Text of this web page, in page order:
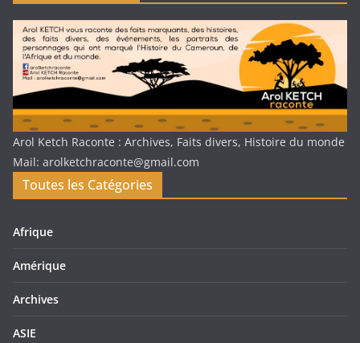
Arol Ketch Raconte : Archives, Faits divers, Histoire du monde
Mail: arolketchraconte@gmail.com
Toutes les Catégories
Afrique
Amérique
Archives
ASIE